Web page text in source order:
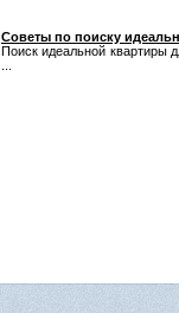
Советы по поиску
Поиск идеальной квартиры